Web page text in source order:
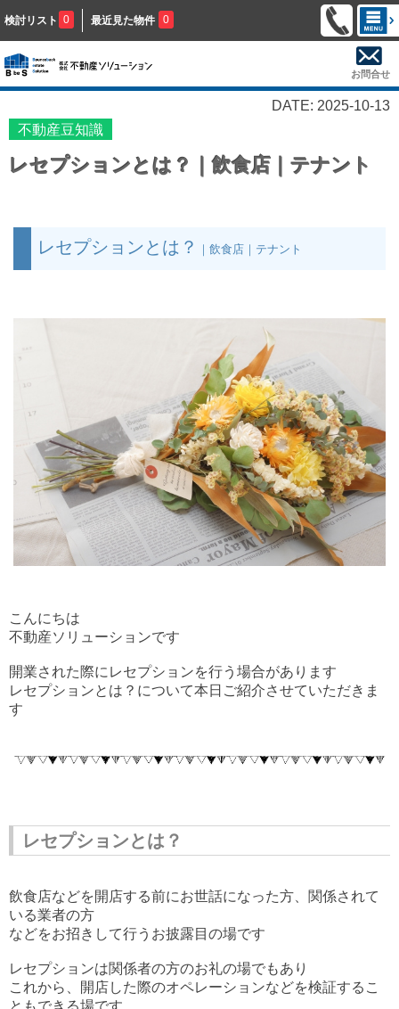
検討リスト 0 最近見た物件 0
お問合せ
DATE: 2025-10-13
不動産豆知識
レセプションとは？｜飲食店｜テナント
レセプションとは？ ｜飲食店｜テナント
こんにちは
不動産ソリューションです
開業された際にレセプションを行う場合があります
レセプションとは？について本日ご紹介させていただきま
す
レセプションとは？
飲食店などを開店する前にお世話になった方、関係されて
いる業者の方
などをお招きして行うお披露目の場です
レセプションは関係者の方のお礼の場でもあり
これから、開店した際のオペレーションなどを検証するこ
ともできる場です